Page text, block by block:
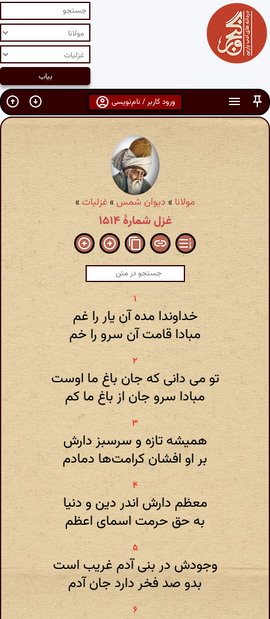
ورود کاربر / نام‌نویسی
مولانا » دیوان شمس»غزلیات »
غزل شمارهٔ ۱۵۱۴
خداوندا مده آن یار را غم
مبادا قامت آن سرو را خم
تو می دانی که جان باغ ما اوست
مبادا سرو جان از باغ ما کم
همیشه تازه و سرسبز دارش
بر او افشان کرامت‌ها دمادم
معظم دارش اندر دین و دنیا
به حق حرمت اسمای اعظم
وجودش در بنی آدم غریب است
بدو صد فخر دارد جان آدم